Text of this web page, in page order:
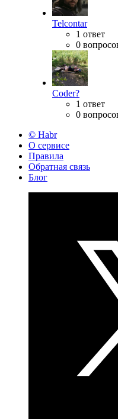
Telcontar
1 ответ
0
Coder?
1 ответ
0
© Habr
О сервисе
Правила
Обратная связь
Блог